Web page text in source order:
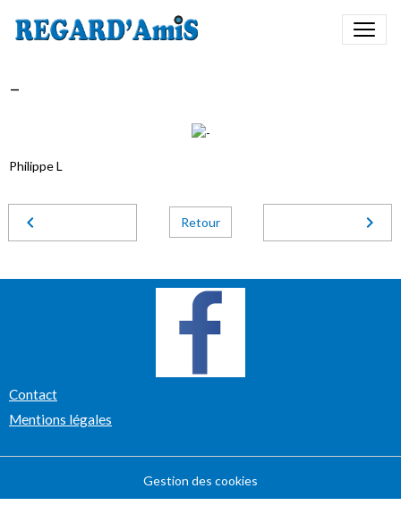
-
Philippe L
Retour
Contact
Mentions légales
Gestion des cookies